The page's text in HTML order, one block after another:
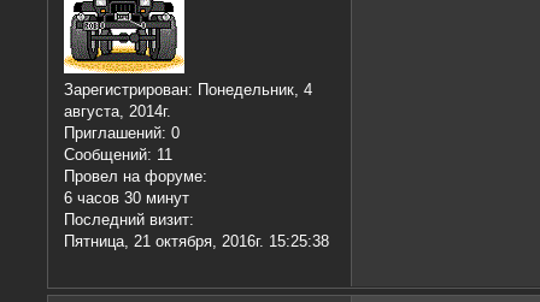
Зарегистрирован: Понедельник, 4
августа, 2014г.
Приглашений: 0
Сообщений: 11
Провел на форуме:
6 часов 30 минут
Последний визит:
Пятница, 21 октября, 2016г. 15:25:38